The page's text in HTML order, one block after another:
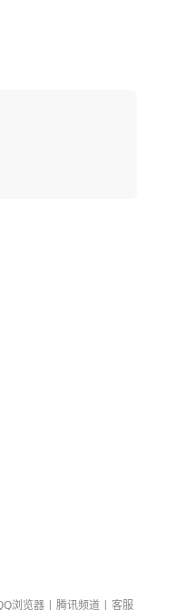
浏览器 | 腾讯频道 | 客服